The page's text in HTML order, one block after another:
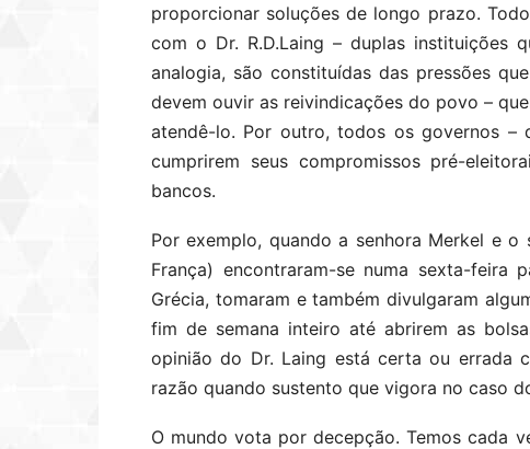
proporcionar soluções de longo prazo.
com o Dr. R.D.Laing – duplas instituições
analogia, são constituídas das pressões
devem ouvir as reivindicações do povo –
atendê-lo. Por outro, todos os governos –
cumprirem seus compromissos pré-
bancos.
Por exemplo, quando a senhora Merkel e
França) encontraram-se numa sexta-feira
Grécia, tomaram e também divulgaram
fim de semana inteiro até abrirem as
opinião do Dr. Laing está certa ou errada
razão quando sustento que vigora no caso
O mundo vota por decepção. Temos cada